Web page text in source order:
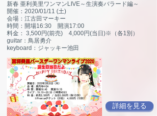
新春 亜利美里ワンマンLIVE～生演奏バラード編～
開催：2020/01/11 (土)
会場：江古田マーキー
時間：開場16:30 開演17:00
料金： 3,500円(前売) 4,000円(当日)※（各1別）
guitar：鳥居勇介
keyboard：ジャッキー池田
詳細を見る